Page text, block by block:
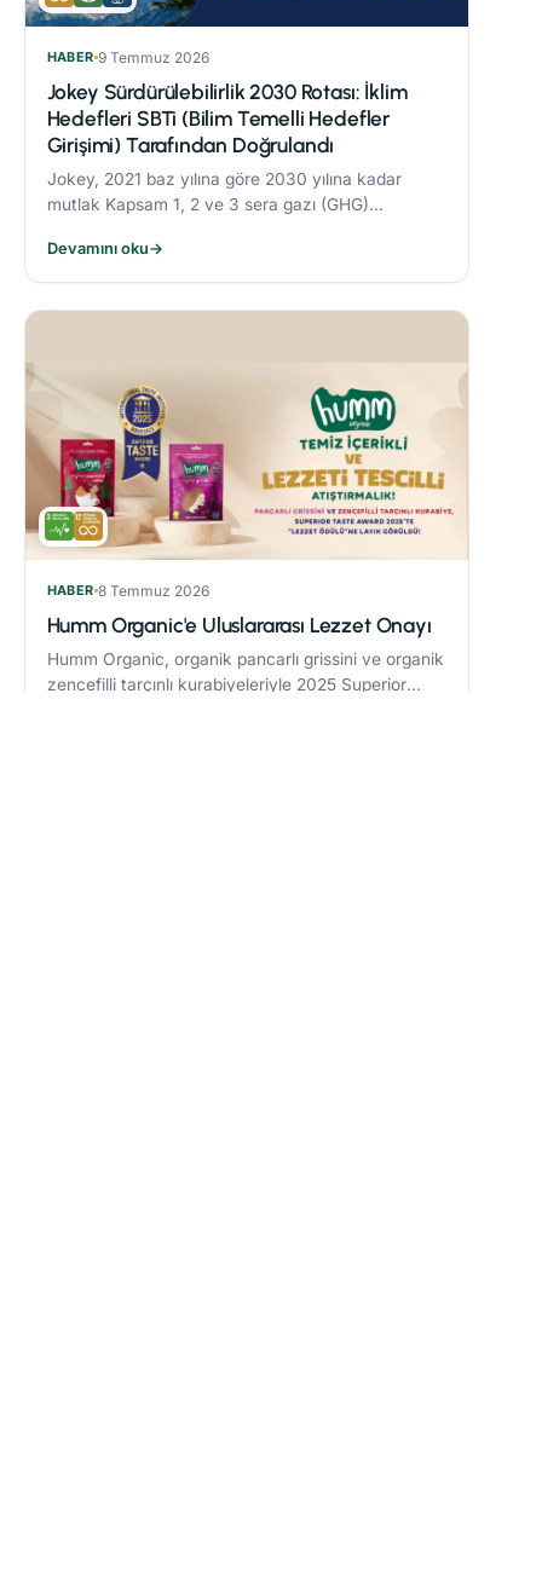
HABER 9 Temmuz 2026
Jokey Sürdürülebilirlik 2030 Rotası: İklim
Hedefleri SBTi (Bilim Temelli Hedefler
Girişimi) Tarafından Doğrulandı
Jokey, 2021 baz yılına göre 2030 yılına kadar
mutlak Kapsam 1, 2 ve 3 sera gazı (GHG)
etmektedir.
Devamını oku→
HABER 8 Temmuz 2026
Humm Organic'e Uluslararası Lezzet Onayı
Humm Organic, organik pancarlı grissini ve organik
zencefilli tarçınlı kurabiyeleriyle 2025 Superior